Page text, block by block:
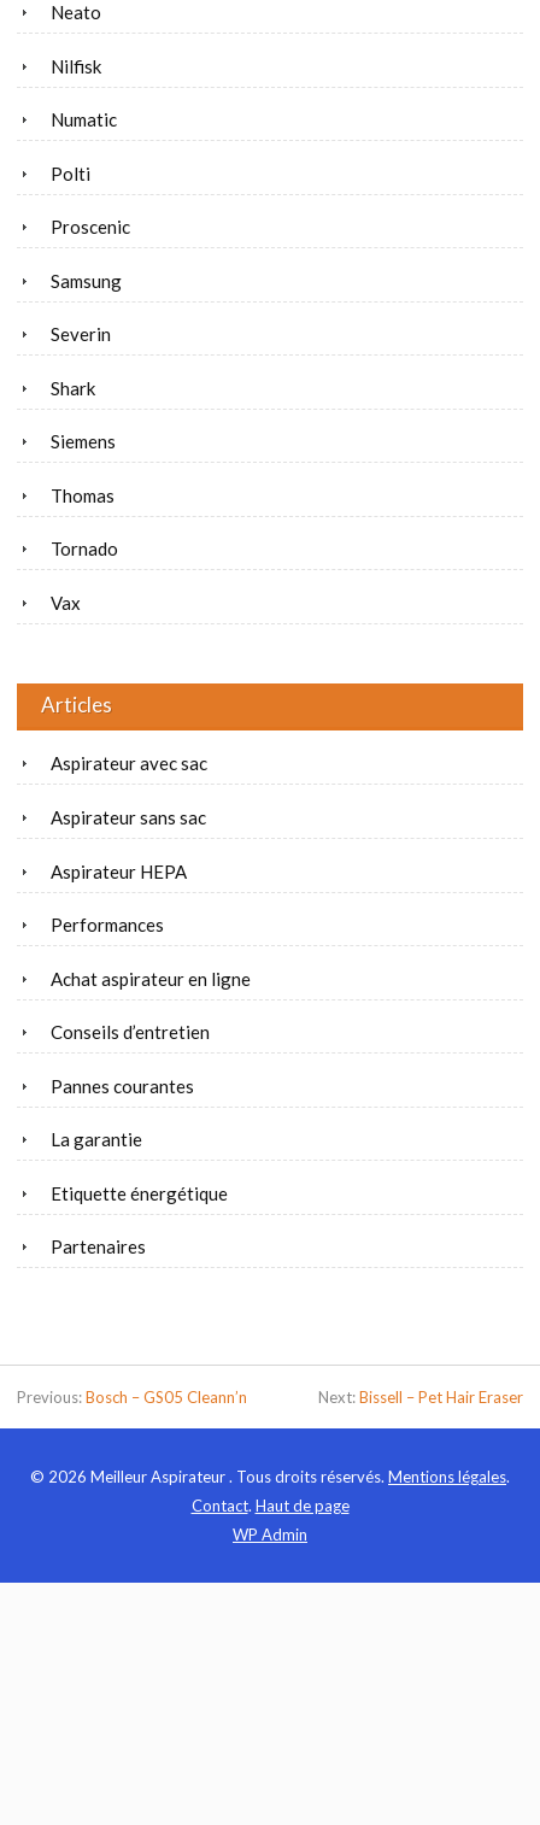
Neato
Nilfisk
Numatic
Polti
Proscenic
Samsung
Severin
Shark
Siemens
Thomas
Tornado
Vax
Articles
Aspirateur avec sac
Aspirateur sans sac
Aspirateur HEPA
Performances
Achat aspirateur en ligne
Conseils d’entretien
Pannes courantes
La garantie
Etiquette énergétique
Partenaires
Previous:Bosch – GS05 Cleann’n Next:Bissell – Pet Hair Eraser
© 2026 Meilleur Aspirateur . Tous droits réservés. Mentions légales.
Contact. Haut de page
WP Admin